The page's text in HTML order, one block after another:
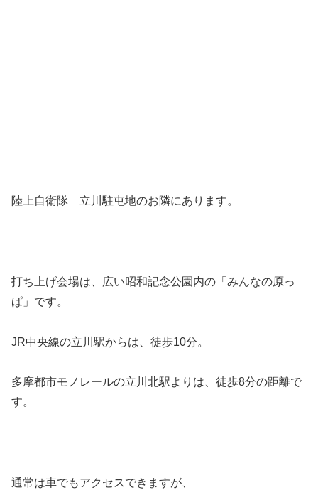
陸上自衛隊 立川駐屯地のお隣にあります。
打ち上げ会場は、広い昭和記念公園内の「みんなの原っ
ぱ」です。
JR中央線の立川駅からは、徒歩10分。
多摩都市モノレールの立川北駅よりは、徒歩8分の距離で
す。
通常は車でもアクセスできますが、